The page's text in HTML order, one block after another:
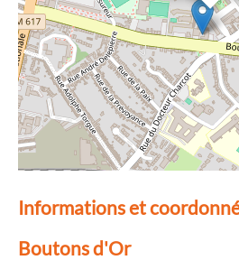
Informations et
Boutons d'Or